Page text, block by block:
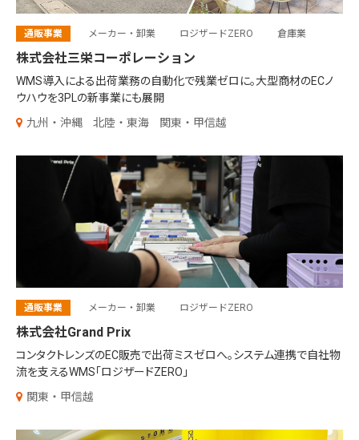
通販事業 メーカー・卸業 ロジザードZERO 倉庫業
株式会社三栄コーポレーション
WMS導入による出荷業務の自動化で残業ゼロに。大型商材のECノ
ウハウを3PLの新事業にも展開
九州・沖縄
北陸・東海 関東・甲信越
通販事業 メーカー・卸業 ロジザードZERO
株式会社Grand Prix
コンタクトレンズのEC販売で出荷ミスゼロへ。システム連携で自社物
流を支えるWMS「ロジザードZERO」
関東・甲信越